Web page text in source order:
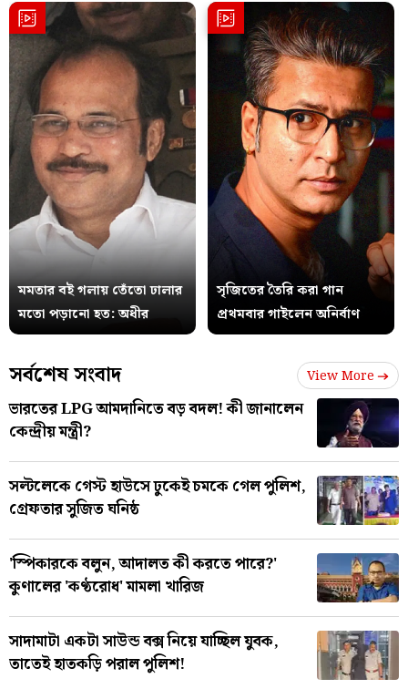
মমতার বই গলায় তেঁতো ঢালার
মতো পড়ানো হত: অধীর
সৃজিতের তৈরি করা গান
প্রথমবার গাইলেন অনির্বাণ
সর্বশেষ সংবাদ View More
ভারতের LPG আমদানিতে বড় বদল! কী জানালেন
কেন্দ্রীয় মন্ত্রী?
সল্টলেকে গেস্ট হাউসে ঢুকেই চমকে গেল পুলিশ,
গ্রেফতার সুজিত ঘনিষ্ঠ
'স্পিকারকে বলুন, আদালত কী করতে পারে?'
কুণালের 'কণ্ঠরোধ' মামলা খারিজ
সাদামাটা একটা সাউন্ড বক্স নিয়ে যাচ্ছিল যুবক,
তাতেই হাতকড়ি পরাল পুলিশ!